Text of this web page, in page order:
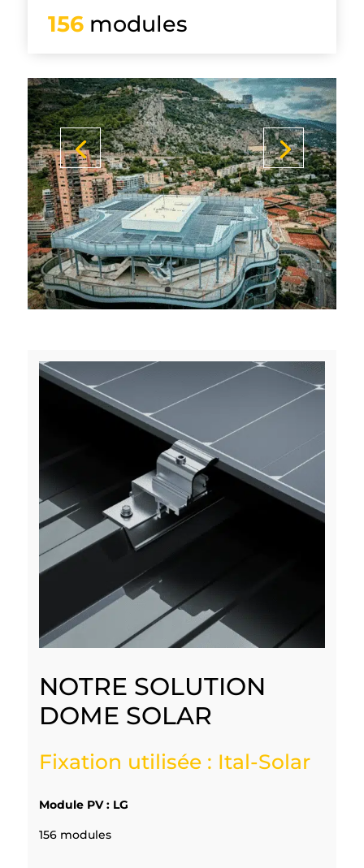
156 modules
NOTRE SOLUTION
DOME SOLAR
Fixation utilisée : Ital-Solar
Module PV : LG
156 modules